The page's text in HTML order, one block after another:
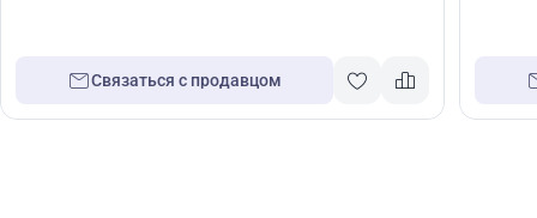
Связаться с продавцом